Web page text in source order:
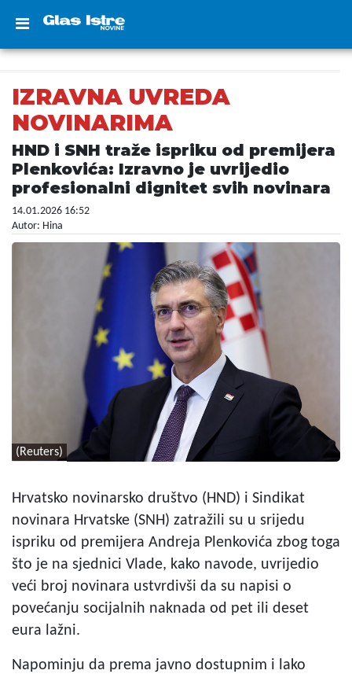
IZRAVNA UVREDA
NOVINARIMA
HND i SNH traže ispriku od premijera
Plenkovića: Izravno je uvrijedio
profesionalni dignitet svih novinara
14.01.2026 16:52
Autor: Hina
(Reuters)
Hrvatsko novinarsko društvo (HND) i Sindikat
novinara Hrvatske (SNH) zatražili su u srijedu
ispriku od premijera Andreja Plenkovića zbog toga
što je na sjednici Vlade, kako navode, uvrijedio
veći broj novinara ustvrdivši da su napisi o
povećanju socijalnih naknada od pet ili deset
eura lažni.
Napominju da prema javno dostupnim i lako